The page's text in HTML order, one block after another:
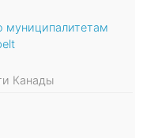
муниципалитетам
Канады